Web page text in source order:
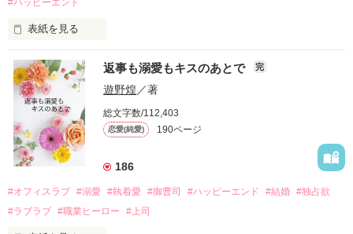
酔った勢いで一夜を共にしてしまった。
さらに、美桜が初めてだと知った哲平は
『責任をとる、結婚しよう』と真っ直ぐに告げてきた。
戸惑う美桜とは裏腹に、好きという気持ちを隠すことなく
甘やかしてくる。
そんなある日、哲平は美桜がストーカー被害に
遭っていることを知る。
美桜を守るため、哲平は同居を提案してきて――。
夏木美桜(なつきみお)
鳴海哲平 (なるみてっぺい)
#ハッピーエンド
表紙を見る
おかしな噂を流されて前の職場でうまくいかなかった梅田美
桜は、海外で傷心旅行をしていたところ、日本人美青年と出会
い、酒の勢いもあり一夜限りの関係となる。
帰国後、美桜は新しい職場でワンナイトした美青年と再会。
なんと彼の正体は、とある財閥御曹司にも関わらず、一族を離
れて起業した新進気鋭の実業家、社内でも冷徹だと評判な社長
――御影恭司その人だったのだ――！
なぜか恭司から飼い猫の世話係を命じられた美桜は、猫の世
の関係となってしまい――？
返事も溺愛もキスのあとで 完
遊野煌 ／著
総文字数/112,403
恋愛(純愛) 190ページ
186
#オフィスラブ #溺愛 #執着愛 #御曹司 #ハッピーエンド #結婚 #独占欲
#ラブラブ #職業ヒーロー #上司